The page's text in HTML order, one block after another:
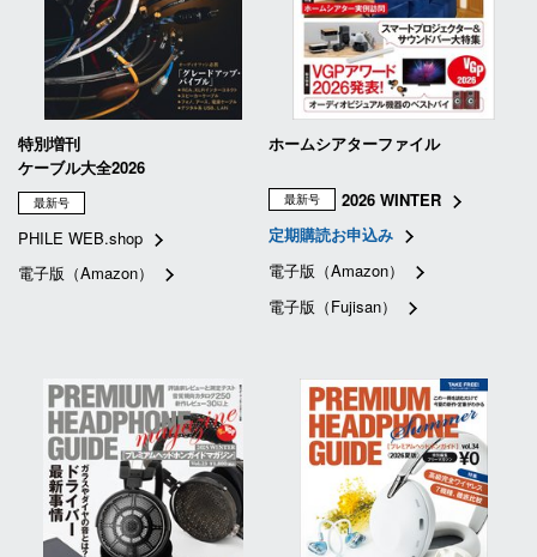
特別増刊
ケーブル大全2026
最新号
PHILE WEB.shop
電子版（Amazon）
ホームシアターファイル
最新号
2026 WINTER
定期購読お申込み
電子版（Amazon）
電子版（Fujisan）